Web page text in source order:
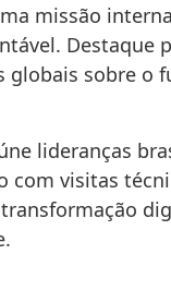
missão
Destaque
globais sobre o
lideranças
com visitas